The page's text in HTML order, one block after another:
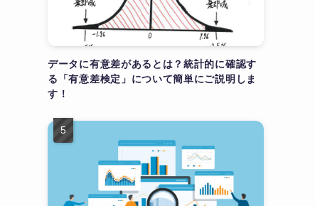
データに有意差があるとは？統計的に確認す
る「有意差検定」について簡単にご説明しま
す！